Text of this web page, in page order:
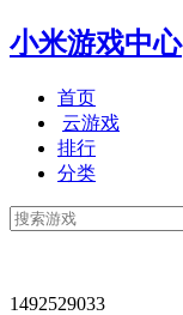
小米游戏中心
首页
云游戏
排行
分类
1492529033